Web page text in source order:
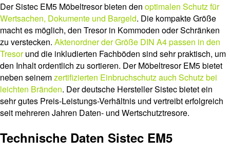
Der Sistec EM5 Möbeltresor bieten den optimalen Schutz für
Wertsachen, Dokumente und Bargeld. Die kompakte Größe
macht es möglich, den Tresor in Kommoden oder Schränken
zu verstecken. Aktenordner der Größe DIN A4 passen in den
Tresorund die inkludierten Fachböden sind sehr praktisch, um
den Inhalt ordentlich zu sortieren. Der Möbeltresor EM5 bietet
neben seinemzertifizierten Einbruchschutz auch Schutz bei
leichten Bränden. Der deutsche Hersteller Sistec bietet ein
sehr gutes Preis-Leistungs-Verhältnis und vertreibt erfolgreich
seit mehreren Jahren Daten- und Wertschutztresore.
Technische Daten Sistec EM5